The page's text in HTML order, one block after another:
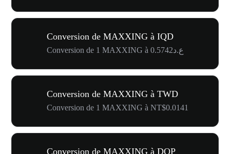
Conversion de MAXXING à IQD
Conversion de 1 MAXXING à ع.د0.5742
Conversion de MAXXING à TWD
Conversion de 1 MAXXING à NT$0.0141
Conversion de MAXXING à DOP